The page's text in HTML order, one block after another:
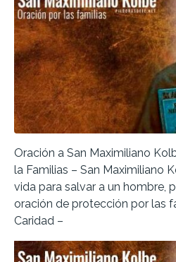
Oración a San Maximiliano
la Familias – San Maximiliano
vida para salvar a un hombre,
oración de protección por las
Caridad –